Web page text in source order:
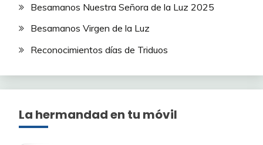
Besamanos Nuestra Señora de la Luz 2025
Besamanos Virgen de la Luz
Reconocimientos días de Triduos
La hermandad en tu móvil